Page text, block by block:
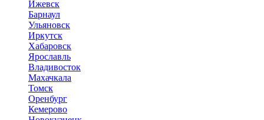
Ижевск
Барнаул
Ульяновск
Иркутск
Хабаровск
Ярославль
Владивосток
Махачкала
Томск
Оренбург
Кемерово